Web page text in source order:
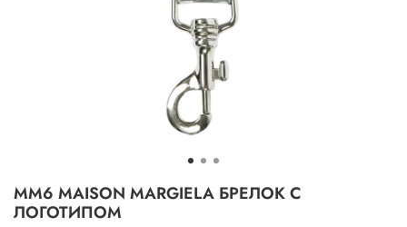
MM6 MAISON MARGIELA БРЕЛОК С
ЛОГОТИПОМ